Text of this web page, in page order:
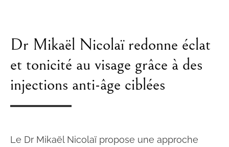
Dr Mikaël Nicolaï redonne éclat
et tonicité au visage grâce à des
injections anti-âge ciblées
Le Dr Mikaël Nicolaï propose une approche